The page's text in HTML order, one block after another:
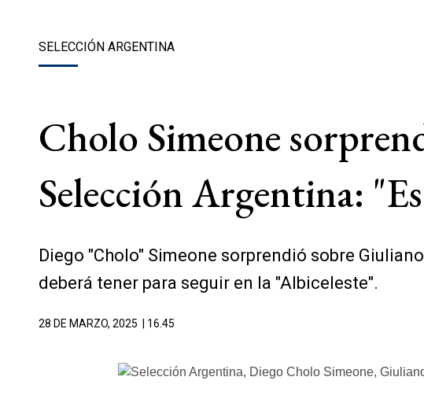
SELECCIÓN ARGENTINA
Cholo Simeone
Selección Argentina:
Diego "Cholo" Simeone sorprendió sobre
deberá tener para seguir en la "Albiceleste".
28 DE MARZO, 2025 | 16.45